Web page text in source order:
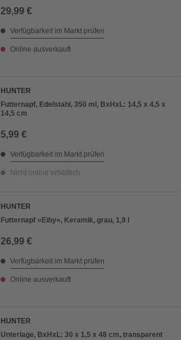
29,99 €
Verfügbarkeit im Markt prüfen
Online ausverkauft
HUNTER
Futternapf, Edelstahl, 350 ml, BxHxL: 14,5 x 4,5 x
14,5 cm
5,99 €
Verfügbarkeit im Markt prüfen
Nicht online erhältlich
HUNTER
Futternapf »Eiby«, Keramik, grau, 1,9 l
26,99 €
Verfügbarkeit im Markt prüfen
Online ausverkauft
HUNTER
Unterlage, BxHxL: 30 x 1,5 x 48 cm, transparent